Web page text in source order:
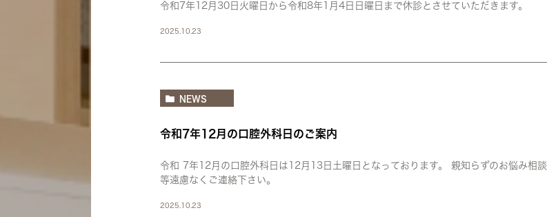
令和7年12月30日火曜日から令和8年1月4日日曜日まで休診とさせていただきます。
2025.10.23
NEWS
令和7年12月の口腔外科日のご案内
令和 7年12月の口腔外科日は12月13日土曜日となっております。 親知らずのお悩み相談
等遠慮なくご連絡下さい。
2025.10.23